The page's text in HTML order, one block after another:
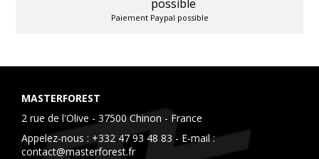
Paiement Paypal possible
MASTERFOREST
2 rue de l'Olive - 37500 Chinon - France
Appelez-nous : +332 47 93 48 83 - E-mail :
contact@masterforest.fr